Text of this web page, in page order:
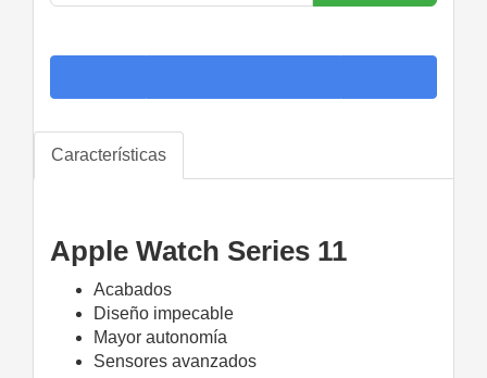
Características
Apple Watch Series 11
Acabados
Diseño impecable
Mayor autonomía
Sensores avanzados